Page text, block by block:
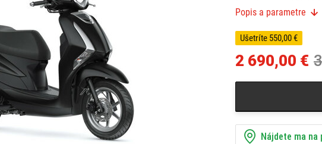
Nový motocykel,
aj výmena za starší
Popis a parametre
Ušetríte 550,00 €
2 690,00 €
Nájdete ma na